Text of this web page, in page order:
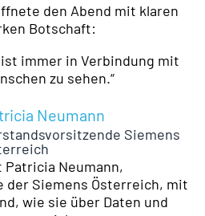
den Abend mit klaren
Botschaft:
ist immer in Verbindung mit
zu sehen.“
Neumann
Siemens